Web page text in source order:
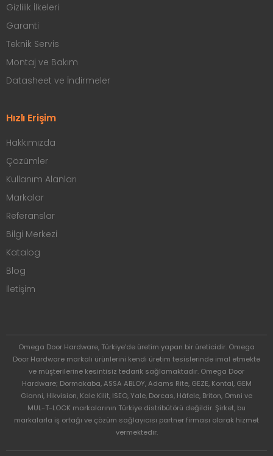
Gizlilik İlkeleri
Garanti
Teknik Servis
Montaj ve Bakım
Datasheet ve İndirmeler
Hızlı Erişim
Hakkımızda
Çözümler
Kullanım Alanları
Markalar
Referanslar
Bilgi Merkezi
Katalog
Blog
İletişim
Omega Door Hardware, Türkiye'de üretim yapan bir üreticidir. Omega
Door Hardware markalı ürünlerini kendi üretim tesislerinde imal etmekte
ve müşterilerine kesintisiz tedarik sağlamaktadır. Omega Door
Hardware; Dormakaba, ASSA ABLOY, Adams Rite, GEZE, Kontal, GEM
Gianni, Hikvision, Kale Kilit, ISEO, Yale, Dorcas, Häfele, Briton, Omni ve
MUL-T-LOCK markalarının Türkiye distribütörü değildir. Şirket, bu
markalarla iş ortağı ve çözüm sağlayıcısı partner firması olarak hizmet
vermektedir.